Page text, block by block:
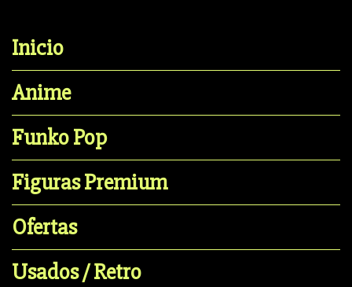
Inicio
Anime
Funko Pop
Figuras Premium
Ofertas
Usados / Retro